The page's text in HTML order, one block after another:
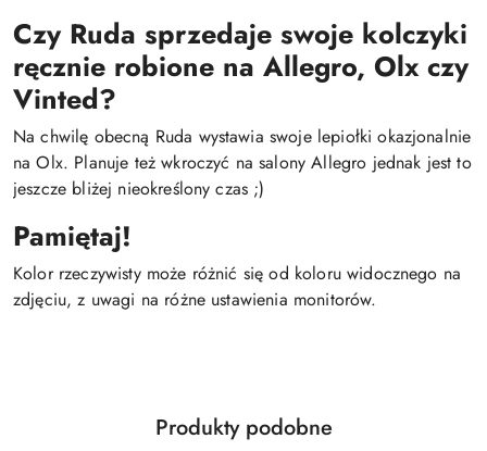
Czy Ruda sprzedaje swoje kolczyki
ręcznie robione na Allegro, Olx czy
Vinted?
Na chwilę obecną Ruda wystawia swoje lepiołki okazjonalnie
na Olx. Planuje też wkroczyć na salony Allegro jednak jest to
jeszcze bliżej nieokreślony czas ;)
Pamiętaj!
Kolor rzeczywisty może różnić się od koloru widocznego na
zdjęciu, z uwagi na różne ustawienia monitorów.
Pomiń karuzelę produktów
Produkty
Produkty podobne